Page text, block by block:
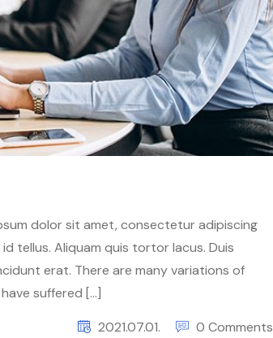
dolor sit amet, consectetur adipiscing
tellus. Aliquam quis tortor lacus. Duis
erat. There are many variations of
suffered […]
2021.07.01. 0 Comments